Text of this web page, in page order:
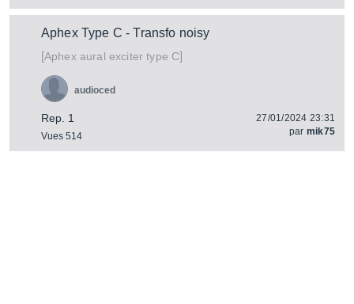
Aphex Type C - Transfo noisy
[Aphexaural exciter type C]
Rep. 1
Vues 514
audioced
27/01/2024 23:31
par mik75